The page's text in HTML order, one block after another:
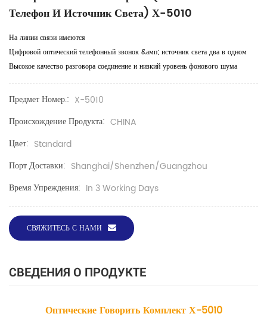
Телефон И Источник Света) Х-5010
На линии связи имеются
Цифровой оптический телефонный звонок &амп; источник света два в одном
Высокое качество разговора соединение и низкий уровень фонового шума
Предмет Номер.: X-5010
Происхождение Продукта: CHINA
Цвет: Standard
Порт Доставки: Shanghai/Shenzhen/Guangzhou
Время Упреждения: In 3 Working Days
СВЯЖИТЕСЬ С НАМИ
СВЕДЕНИЯ О ПРОДУКТЕ
Оптические Говорить Комплект Х-5010